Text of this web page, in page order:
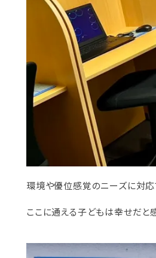
環境や優位感覚のニーズに対応
ここに通える子どもは幸せだと